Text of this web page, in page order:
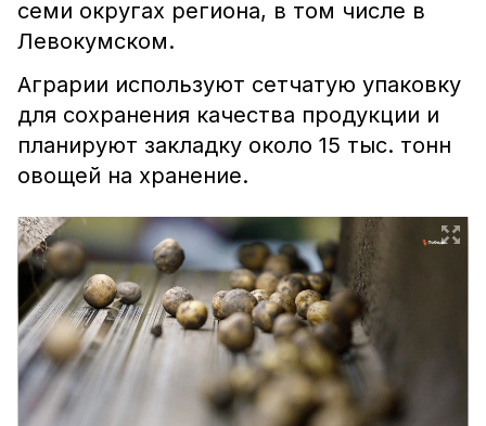
семи округах региона, в том числе в
Левокумском.
Аграрии используют сетчатую упаковку
для сохранения качества продукции и
планируют закладку около 15 тыс. тонн
овощей на хранение.